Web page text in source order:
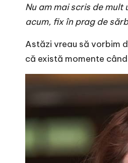
o
r
n
o
v
a
c
Nu am mai scris de
acum, fix în prag de
Astăzi vreau să vorbim
că există momente